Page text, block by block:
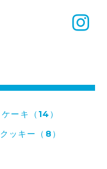
ケーキ（14）
クッキー（8）